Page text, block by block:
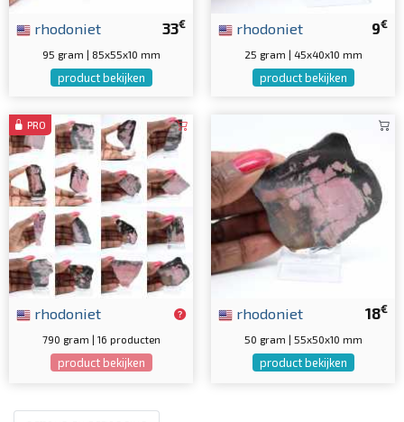
33€
rhodoniet
95 gram | 85x55x10 mm
product bekijken
9€
rhodoniet
25 gram | 45x40x10 mm
product bekijken
PRO
rhodoniet
790 gram | 16 producten
product bekijken
18€
rhodoniet
50 gram | 55x50x10 mm
product bekijken